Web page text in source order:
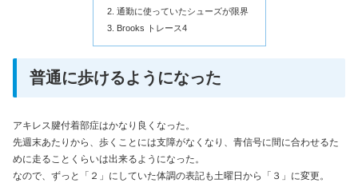
通勤に使っていたシューズが限界
Brooks トレース4
普通に歩けるようになった
アキレス腱付着部症はかなり良くなった。
先週末あたりから、歩くことには支障がなくなり、青信号に間に合わせるた
めに走ることくらいは出来るようになった。
なので、ずっと「２」にしていた体調の表記も土曜日から「３」に変更。